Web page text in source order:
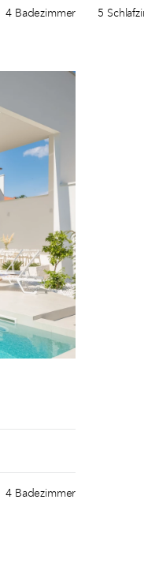
4 Badezimmer 5
4 Badezimmer